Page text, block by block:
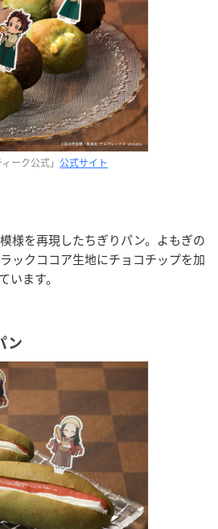
ーク公式」 公式サイト
様を再現したちぎりパン。よもぎの
ックココア生地にチョコチップを加
います。
ン